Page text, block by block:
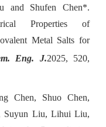
and Shufen Chen*.
Properties of
Metal Salts for
Eng. J.2025, 520,
Chen, Shuo Chen,
Suyun Liu, Lihui Liu,